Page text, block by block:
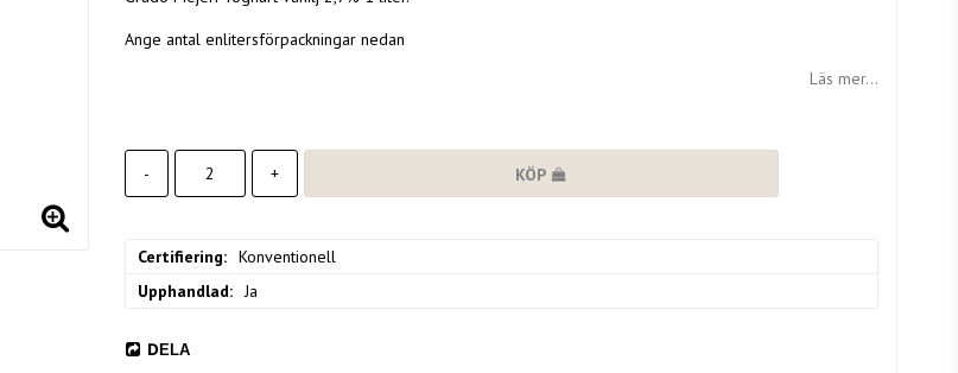
Ange antal enlitersförpackningar nedan
Läs mer...
- + KÖP
Certifiering
Konventionell
Upphandlad
Ja
DELA